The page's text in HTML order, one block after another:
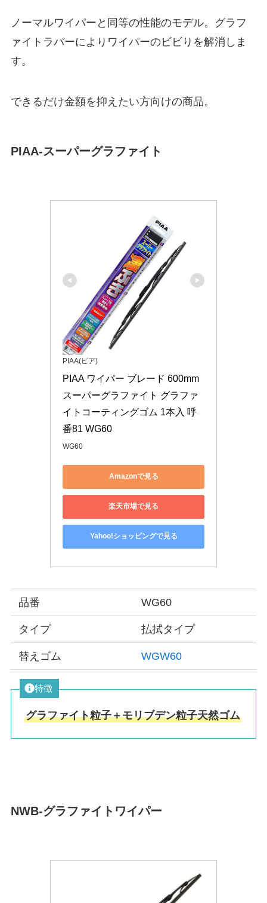
ノーマルワイパーと同等の性能のモデル。グラフ
ァイトラバーによりワイパーのビビりを解消しま
す。
できるだけ金額を抑えたい方向けの商品。
PIAA-スーパーグラファイト
PIAA(ピア)
PIAA ワイパー ブレード 600mm
スーパーグラファイト グラファ
イトコーティングゴム 1本入 呼
番81 WG60
WG60
Amazonで見る
楽天市場で見る
Yahoo!ショッピングで見る
品番 WG60
タイプ 払拭タイプ
替えゴム WGW60
特徴
グラファイト粒子＋モリブデン粒子天然ゴム
NWB-グラファイトワイパー